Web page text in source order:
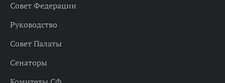
Совет Федерации
Руководство
Совет Палаты
Сенаторы